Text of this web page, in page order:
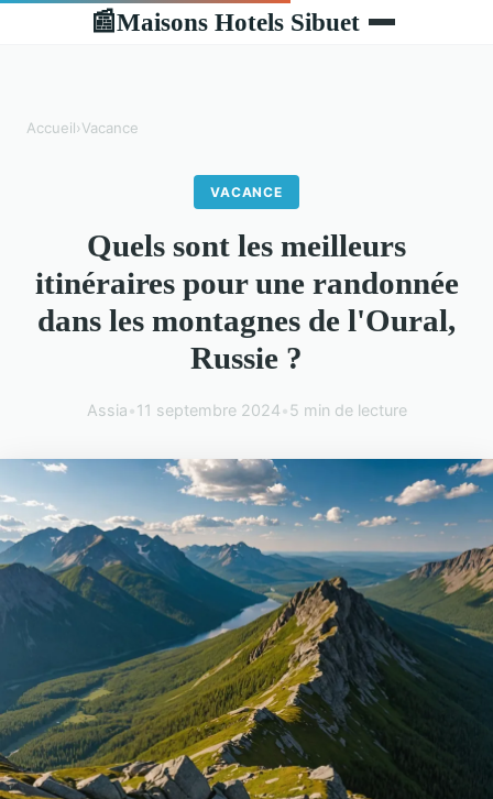
📰Maisons Hotels Sibuet
Accueil›Vacance
VACANCE
Quels sont les meilleurs
itinéraires pour une randonnée
dans les montagnes de l'Oural,
Russie ?
Assia•11 septembre 2024•5 min de lecture